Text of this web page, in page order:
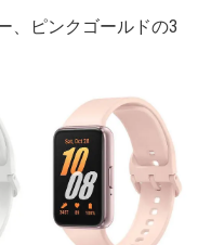
、ピンクゴールドの3